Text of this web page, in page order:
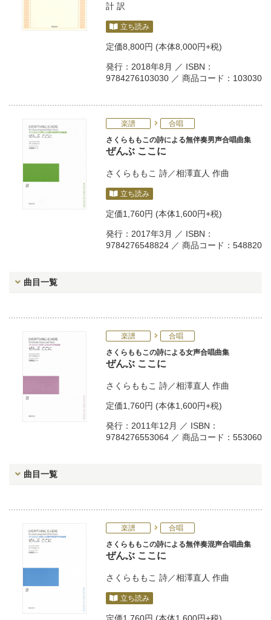
計 訳
立ち読み
定価8,800円 (本体8,000円+税)
発行：2018年8月 ／ ISBN：
9784276103030 ／ 商品コード：103030
楽譜
合唱
さくらももこの詩による無伴奏男声合唱曲集
ぜんぶ ここに
さくらももこ 詩／相澤直人 作曲
立ち読み
定価1,760円 (本体1,600円+税)
発行：2017年3月 ／ ISBN：
9784276548824 ／ 商品コード：548820
曲目一覧
楽譜
合唱
さくらももこの詩による女声合唱曲集
ぜんぶ ここに
さくらももこ 詩／相澤直人 作曲
定価1,760円 (本体1,600円+税)
発行：2011年12月 ／ ISBN：
9784276553064 ／ 商品コード：553060
曲目一覧
楽譜
合唱
さくらももこの詩による無伴奏混声合唱曲集
ぜんぶ ここに
さくらももこ 詩／相澤直人 作曲
立ち読み